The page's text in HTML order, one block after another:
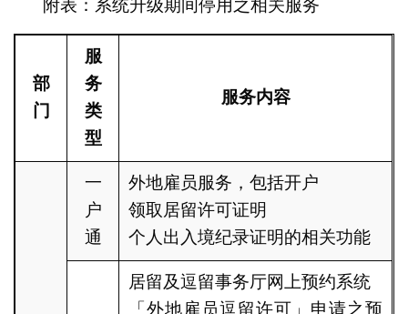
附表：系统升级期间停用之相关服务
部
门
服
务
类
型
服务内容
一
户
通
外地雇员服务，包括开户
领取居留许可证明
个人出入境纪录证明的相关功能
居留及逗留事务厅网上预约系统
「外地雇员逗留许可」申请之预